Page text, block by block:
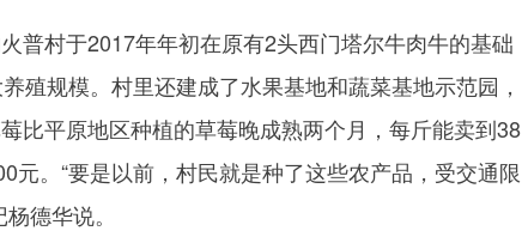
村于2017年年初在原有2头西门塔尔牛肉牛的基础
殖规模。村里还建成了水果基地和蔬菜基地示范园，
比平原地区种植的草莓晚成熟两个月，每斤能卖到38
元。“要是以前，村民就是种了这些农产品，受交通限
德华说。